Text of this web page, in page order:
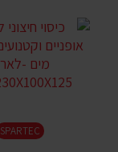
SPARTEC